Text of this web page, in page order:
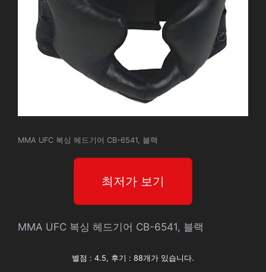
MMA UFC 복싱 헤드기어 CB-6541, 블랙
최저가 보기
MMA UFC 복싱 헤드기어 CB-6541, 블랙
별점 : 4.5, 후기 : 88개가 있습니다.